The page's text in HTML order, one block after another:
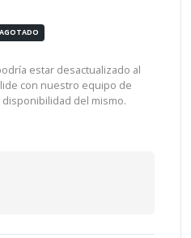
AGOTADO
estar desactualizado al
con nuestro equipo de
del mismo.